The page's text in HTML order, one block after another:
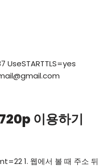
이용하기
1. 웹에서 볼 때 주소 뒤